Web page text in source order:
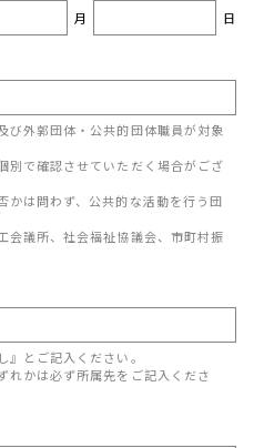
月 日
び外郭団体・公共的団体職員が対象
で確認させていただく場合がござ
は問わず、公共的な活動を行う団
会議所、社会福祉協議会、市町村振
とご記入ください。
れかは必ず所属先をご記入くださ